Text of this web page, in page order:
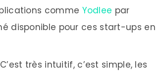
comme Yodlee par
disponible pour ces start-ups en
très intuitif, c’est simple, les